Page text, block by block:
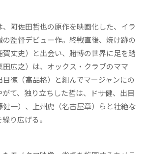
阿佐田哲也の原作を映画化した、イラ
監督デビュー作。終戦直後、焼け跡の
賀丈史）と出会い、賭博の世界に足を踏
広之）は、オックス・クラブのママ
目徳（高品格）と組んでマージャンにの
て、独り立ちした哲は、ドサ健、出目
健一）、上州虎（名古屋章）らと壮絶な
り広げる。